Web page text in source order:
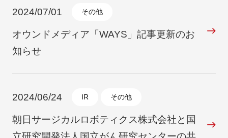
2024/07/01 その他
オウンドメディア「WAYS」記事更新のお
知らせ
2024/06/24 IR その他
朝日サージカルロボティクス株式会社と国